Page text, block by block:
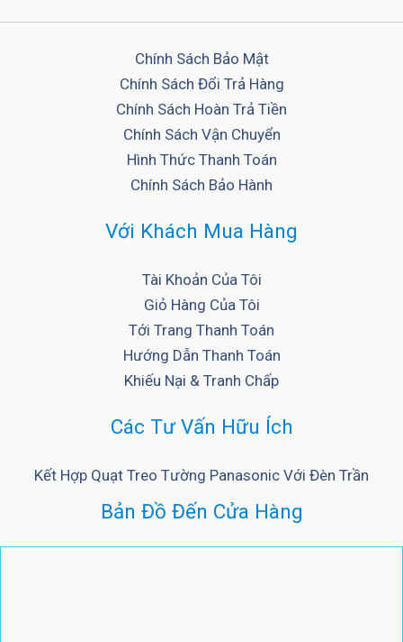
Chính Sách Bảo Mật
Chính Sách Đổi Trả Hàng
Chính Sách Hoàn Trả Tiền
Chính Sách Vận Chuyển
Hình Thức Thanh Toán
Chính Sách Bảo Hành
Với Khách Mua Hàng
Tài Khoản Của Tôi
Giỏ Hàng Của Tôi
Tới Trang Thanh Toán
Hướng Dẫn Thanh Toán
Khiếu Nại & Tranh Chấp
Các Tư Vấn Hữu Ích
Kết Hợp Quạt Treo Tường Panasonic Với Đèn Trần
Bản Đồ Đến Cửa Hàng